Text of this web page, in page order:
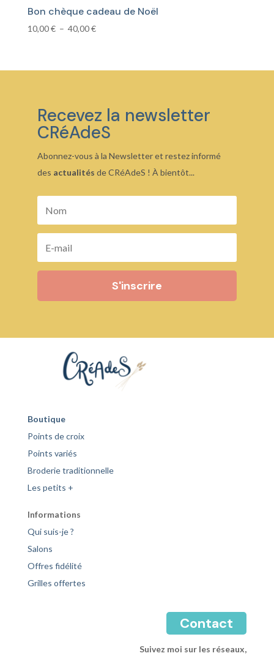
Bon chèque cadeau de Noël
10,00€ – 40,00€Plage
10,00 €
Recevez la newsletter
CRéAdeS
Abonnez-vous à la Newsletter et restez informé
des actualités de CRéAdeS ! À bientôt...
S'inscrire
Boutique
Points de croix
Points variés
Broderie traditionnelle
Les petits +
Informations
Qui suis-je ?
Salons
Offres fidélité
Grilles offertes
Contact
Suivez moi sur les réseaux,